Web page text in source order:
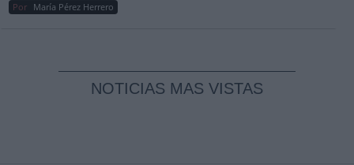
Por María Pérez Herrero
NOTICIAS MAS VISTAS